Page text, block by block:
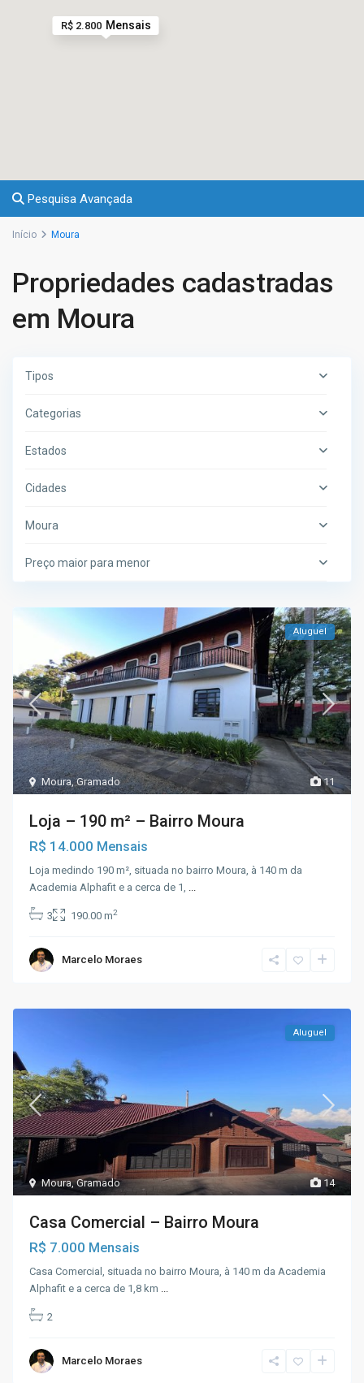
R$ 2.800 Mensais
Pesquisa Avançada
Início Moura
Propriedades cadastradas
em Moura
Tipos
Categorias
Estados
Cidades
Moura
Preço maior para menor
11
Moura,Gramado
Aluguel
Loja – 190 m² – Bairro Moura
R$ 14.000 Mensais
Loja medindo 190 m², situada no bairro Moura, à 140 m da
Academia Alphafit e a cerca de 1, ...
3 190.00 m2
Marcelo Moraes
14
Moura,Gramado
Aluguel
Casa Comercial – Bairro Moura
R$ 7.000 Mensais
Casa Comercial, situada no bairro Moura, à 140 m da Academia
Alphafit e a cerca de 1,8 km ...
2
Marcelo Moraes